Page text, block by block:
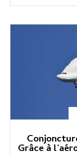
Grâce à